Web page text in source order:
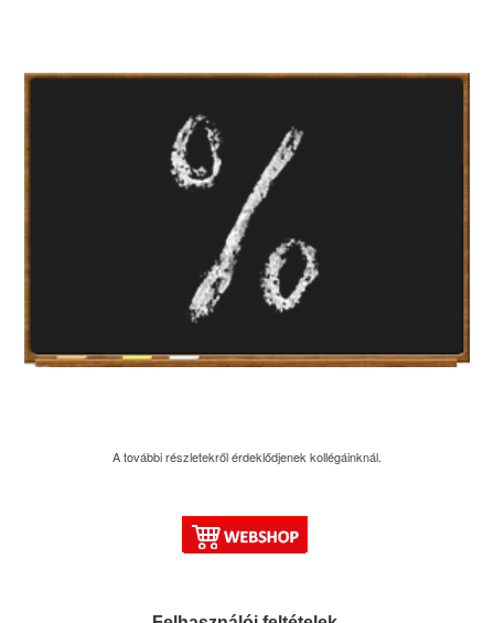
A további részletekről érdeklődjenek kollégáinknál.